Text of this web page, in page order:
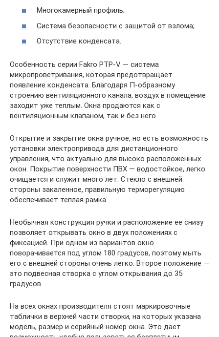
Многокамерный профиль;
Система безопасности с защитой от взлома;
Отсутствие конденсата.
Особенность серии Fakro PTP-V — система
микропроветривания, которая предотвращает
появление конденсата. Благодаря П-образному
строению вентиляционного канала, воздух в помещение
заходит уже теплым. Окна продаются как с
вентиляционным клапаном, так и без него.
Открытие и закрытие окна ручное, но есть возможность
установки электропривода для дистанционного
управления, что актуально для высоко расположенных
окон. Покрытие поверхности ПВХ — водостойкое, легко
очищается и служит много лет. Стекло с внешней
стороны закаленное, правильную терморегуляцию
обеспечивает теплая рамка.
Необычная конструкция ручки и расположение ее снизу
позволяет открывать окно в двух положениях с
фиксацией. При одном из вариантов окно
поворачивается под углом 180 градусов, поэтому мыть
его с внешней стороны очень легко. Второе положение —
это подвесная створка с углом открывания до 35
градусов.
На всех окнах производителя стоят маркировочные
таблички в верхней части створки, на которых указана
модель, размер и серийный номер окна. Это дает